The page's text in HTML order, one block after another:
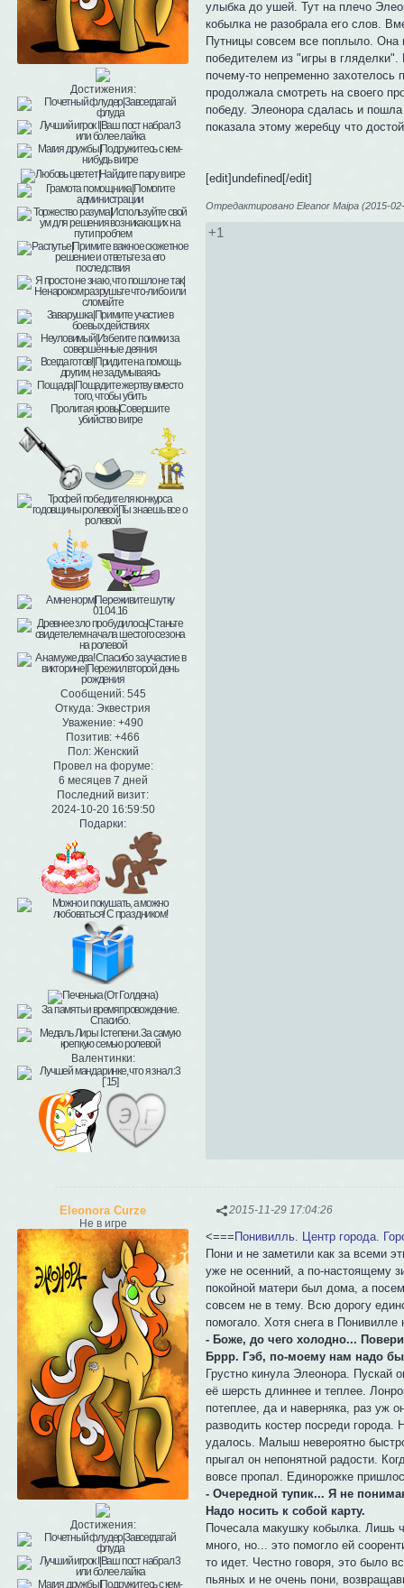
Достижения:
Сообщений:545
Откуда: Эквестрия
Уважение: +490
Позитив: +466
Пол:Женский
Провел на форуме:
6 месяцев 7 дней
Последний визит:
2024-10-20 16:59:50
Подарки:
Валентинки:
улыбка до ушей. Тут на плечо
кобылка не разобрала его слов.
Путницы совсем все поплыло. Она
победителем из "игры в
почему-то непременно захотелось
продолжала смотреть на своего
победу. Элеонора сдалась и
показала этому жеребцу что
[edit]undefined[/edit]
Отредактировано Eleanor Maipa (2015-
+1
2015-11-29 17:04:26
Eleonora Curze
Не в игре
Достижения:
<=== Понивилль. Центр города.
Пони и не заметили как за всеми
уже не осенний, а по-настоящему
покойной матери был дома, а
совсем не в тему. Всю дорогу
помогало. Хотя снега в
- Боже, до чего холодно...
Бррр. Гэб, по-моему нам надо бы
Грустно кинула Элеонора. Пускай
её шерсть длиннее и теплее.
потеплее, да и наверняка, раз уж
разводить костер посреди
удалось. Малыш невероятно
прыгал он непонятной радости.
вовсе пропал. Единорожке
- Очередной тупик... Я не
Надо носить к собой карту.
Почесала макушку кобылка. Лишь
много, но... это помогло ей
то идет. Честно говоря, это было
пьяных и не очень пони,